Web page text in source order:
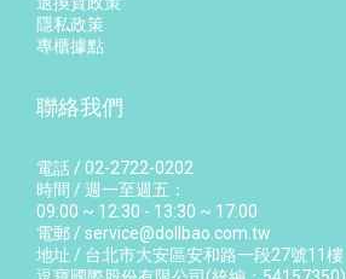
隱私政策
專櫃據點
聯絡我們
電話 / 02-2722-0202
時間 / 週一至週五：
09:00 ~ 12:30 - 13:30 ~ 17:00
電郵 / service@dollbao.com.tw
地址 / 台北市大安區安和路一段27號11樓